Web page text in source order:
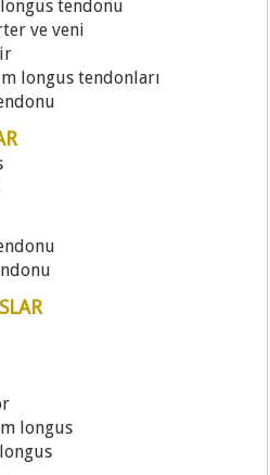
tendonu
ve veni
longus tendonları
longus